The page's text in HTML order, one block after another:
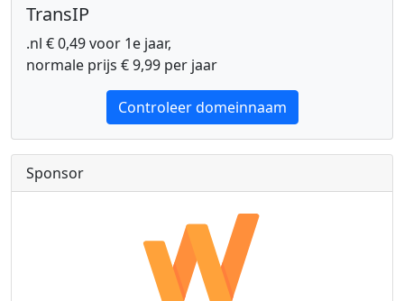
TransIP
.nl € 0,49 voor 1e jaar,
normale prijs € 9,99 per jaar
Controleer domeinnaam
Sponsor